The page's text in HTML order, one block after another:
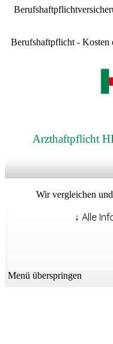
Berufshaftpflicht - Kosten
Arzthaftpflicht
Wir vergleichen
↓ Alle
Menü überspringen